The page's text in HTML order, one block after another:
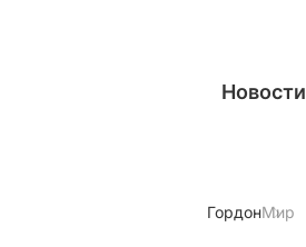
Новости
ГордонМир